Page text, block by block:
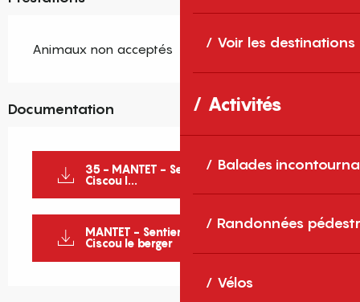
Voir les destinations
Activités
Balades
Randonnées
Vélos
Animaux non acceptés
Documentation
35 - MANTET - Sentier d'interprétation
Ciscou l...
MANTET - Sentier d'interprétation
Ciscou le berger